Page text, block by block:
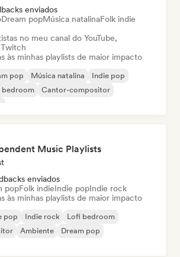
enviados
Dream popMúsica natalinaFolk indie
no meu canal do YouTube,
às minhas playlists de maior impacto
pop Música natalina
Indie pop
bedroom
Cantor-compositor
Music Playlists
enviados
popFolk indieIndie popIndie rock
às minhas playlists de maior impacto
pop Indie rock
Lofi bedroom
Ambiente
Dream pop